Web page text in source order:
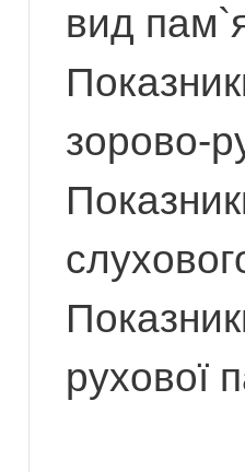
вид
зорово-
рухової